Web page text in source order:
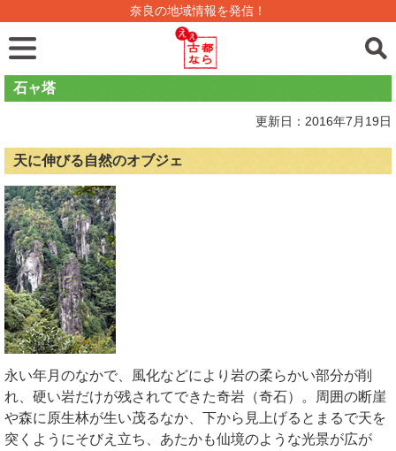
奈良の地域情報を発信！
石ャ塔
更新日：2016年7月19日
天に伸びる自然のオブジェ
永い年月のなかで、風化などにより岩の柔らかい部分が削
れ、硬い岩だけが残されてできた奇岩（奇石）。周囲の断崖
や森に原生林が生い茂るなか、下から見上げるとまるで天を
突くようにそびえ立ち、あたかも仙境のような光景が広が